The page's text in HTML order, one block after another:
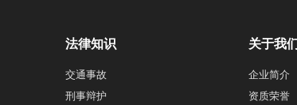
法律知识
交通事故
刑事辩护
关于我们
企业简介
资质荣誉